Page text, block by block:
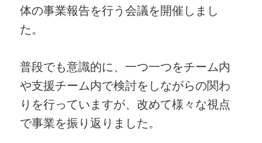
体の事業報告を行う会議を開催しまし
た。
普段でも意識的に、一つ一つをチーム内
や支援チーム内で検討をしながらの関わ
りを行っていますが、改めて様々な視点
で事業を振り返りました。